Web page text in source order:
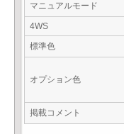
マニュアルモード
4WS
標準色
オプション色
掲載コメント